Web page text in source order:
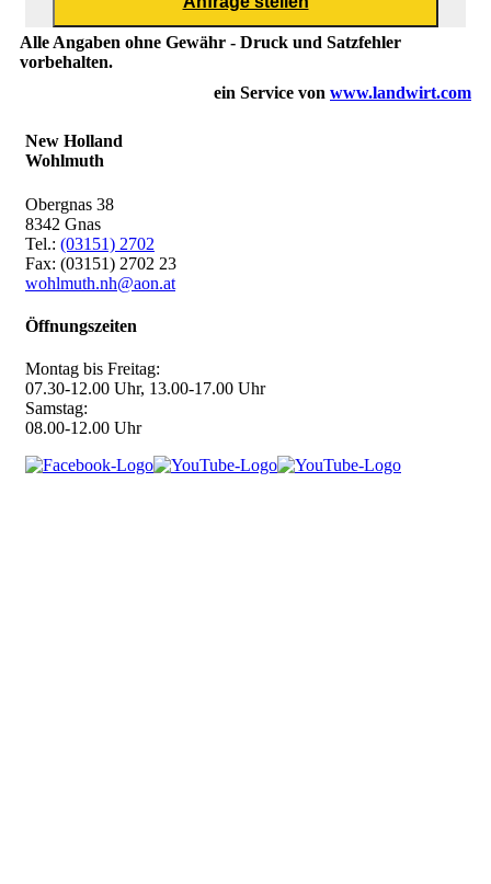
Alle Angaben ohne Gewähr - Druck und Satzfehler
vorbehalten.
ein Service von www.landwirt.com
New Holland
Wohlmuth
Obergnas 38
8342 Gnas
Tel.: (03151) 2702
Fax: (03151) 2702 23
wohlmuth.nh@aon.at
Öffnungszeiten
Montag bis Freitag:
07.30-12.00 Uhr, 13.00-17.00 Uhr
Samstag:
08.00-12.00 Uhr